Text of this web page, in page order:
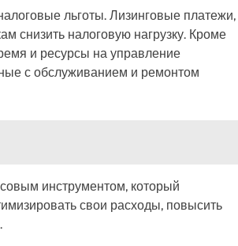
льготы. Лизинговые платежи,
снизить налоговую нагрузку. Кроме
и ресурсы на управление
с обслуживанием и ремонтом
инструментом, который
свои расходы, повысить